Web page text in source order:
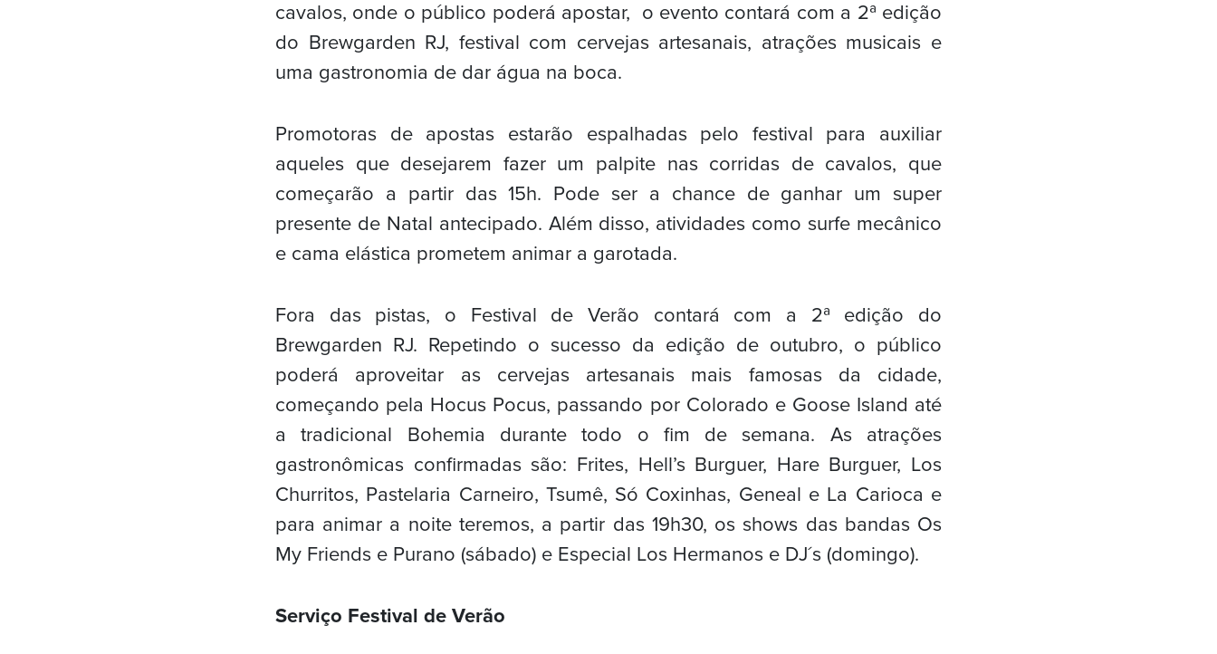
cavalos, onde o público poderá apostar, o evento contará com a 2ª edição
do Brewgarden RJ, festival com cervejas artesanais, atrações musicais e
uma gastronomia de dar água na boca.
Promotoras de apostas estarão espalhadas pelo festival para auxiliar
aqueles que desejarem fazer um palpite nas corridas de cavalos, que
começarão a partir das 15h. Pode ser a chance de ganhar um super
presente de Natal antecipado. Além disso, atividades como surfe mecânico
e cama elástica prometem animar a garotada.
Fora das pistas, o Festival de Verão contará com a 2ª edição do
Brewgarden RJ. Repetindo o sucesso da edição de outubro, o público
poderá aproveitar as cervejas artesanais mais famosas da cidade,
começando pela Hocus Pocus, passando por Colorado e Goose Island até
a tradicional Bohemia durante todo o fim de semana. As atrações
gastronômicas confirmadas são: Frites, Hell’s Burguer, Hare Burguer, Los
Churritos, Pastelaria Carneiro, Tsumê, Só Coxinhas, Geneal e La Carioca e
para animar a noite teremos, a partir das 19h30, os shows das bandas Os
My Friends e Purano (sábado) e Especial Los Hermanos e DJ´s (domingo).
Serviço Festival de Verão